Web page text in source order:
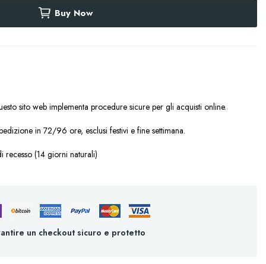
Buy Now
sito web implementa procedure sicure per gli acquisti online.
in 72/96 ore, esclusi festivi e fine settimana.
recesso (14 giorni naturali)
un checkout sicuro e protetto